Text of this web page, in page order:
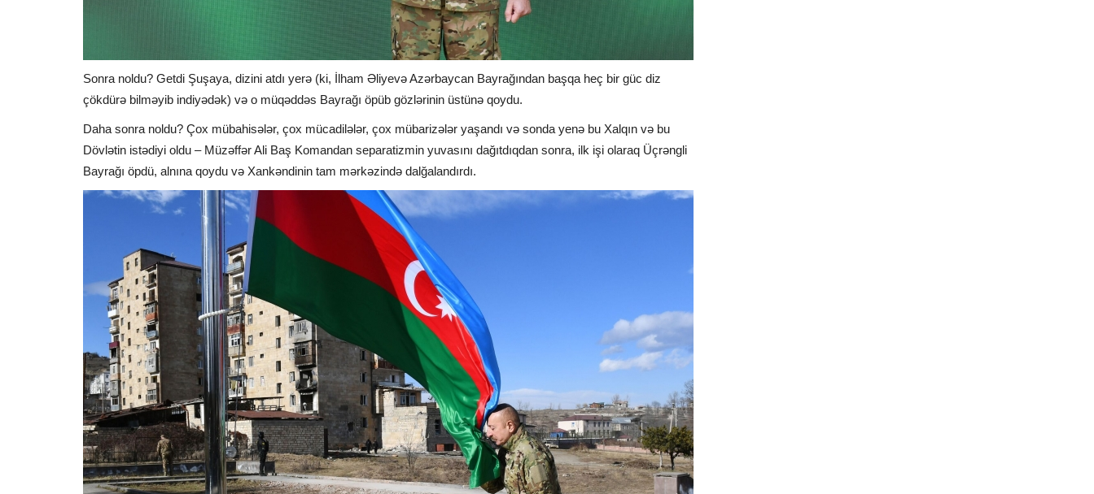
Sonra noldu? Getdi Şuşaya, dizini atdı yerə (ki, İlham Əliyevə Azərbaycan Bayrağından başqa heç bir güc diz
çökdürə bilməyib indiyədək) və o müqəddəs Bayrağı öpüb gözlərinin üstünə qoydu.
Daha sonra noldu? Çox mübahisələr, çox mücadilələr, çox mübarizələr yaşandı və sonda yenə bu Xalqın və bu
Dövlətin istədiyi oldu – Müzəffər Ali Baş Komandan separatizmin yuvasını dağıtdıqdan sonra, ilk işi olaraq Üçrəngli
Bayrağı öpdü, alnına qoydu və Xankəndinin tam mərkəzində dalğalandırdı.